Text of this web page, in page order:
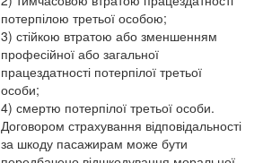
потерпілою третьої особою;
3) стійкою втратою або зменшенням
професійної або загальної
працездатності потерпілої третьої
особи;
4) смертю потерпілої третьої особи.
Договором страхування відповідальності
за шкоду пасажирам може бути